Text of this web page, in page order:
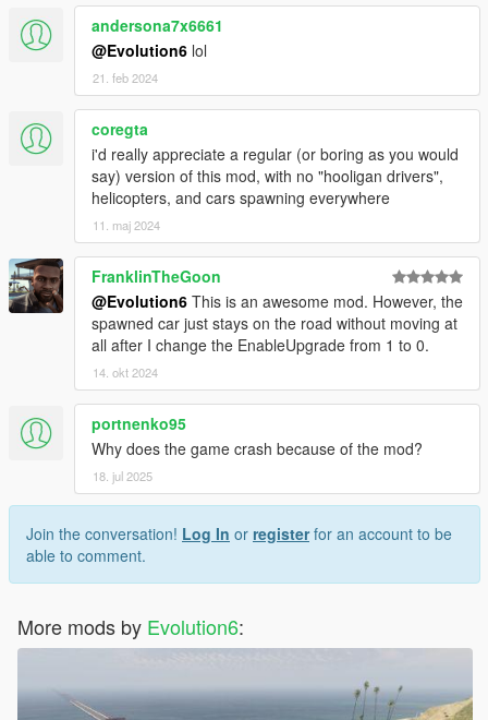
andersona7x6661
@Evolution6 lol
21. feb 2024
coregta
i'd really appreciate a regular (or boring as you would
say) version of this mod, with no "hooligan drivers",
helicopters, and cars spawning everywhere
11. maj 2024
FranklinTheGoon
@Evolution6 This is an awesome mod. However, the
spawned car just stays on the road without moving at
all after I change the EnableUpgrade from 1 to 0.
14. okt 2024
portnenko95
Why does the game crash because of the mod?
18. jul 2025
Join the conversation! Log In or registerfor an account to be
able to comment.
More mods by Evolution6: